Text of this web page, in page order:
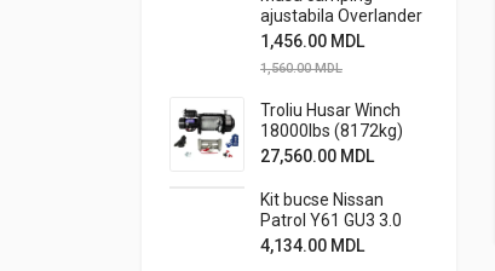
ajustabila Overlander
1,456.00 MDL
1,560.00MDL
Troliu Husar Winch
18000lbs (8172kg)
24V
27,560.00 MDL
Kit bucse Nissan
Patrol Y61 GU3 3.0
standard cu bucse
4,134.00 MDL